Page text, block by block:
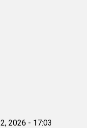
2026 - 17:03